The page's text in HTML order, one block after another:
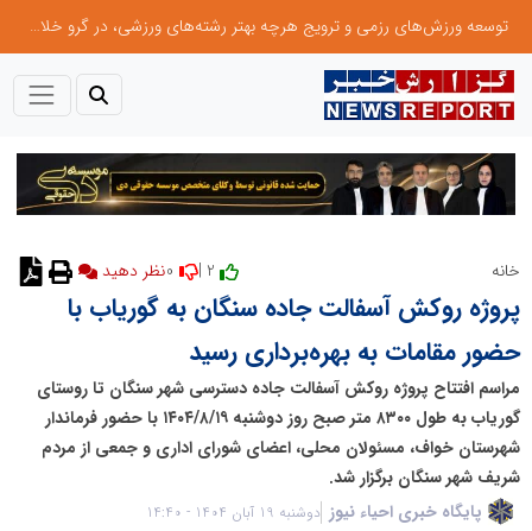
توسعه ورزش‌های رزمی و ترویج هرچه بهتر رشته‌های ورزشی، در گرو خلاقیت و نوآوری است
خانه
پروژه روکش آسفالت جاده سنگان به گوریاب با
حضور مقامات به بهره‌برداری رسید
مراسم افتتاح پروژه روکش آسفالت جاده دسترسی شهر سنگان تا روستای
گوریاب به طول ۸۳۰۰ متر صبح روز دوشنبه ۱۴۰۴/۸/۱۹ با حضور فرماندار
شهرستان خواف، مسئولان محلی، اعضای شورای اداری و جمعی از مردم
شریف شهر سنگان برگزار شد.
پایگاه خبری احیاء نیوز دوشنبه 19 آبان 1404 - 14:40